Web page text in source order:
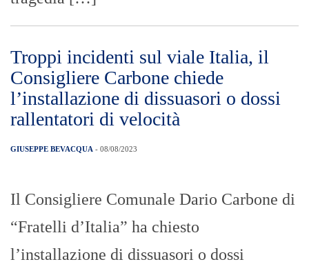
“Fratelli d’Italia” ha chiesto
rallentatori di velocità sul viale Italia a
seguito dei gravi incidenti verificatisi a
causa dell’alta velocità negli scorsi giorni.
“Il viale Italia si ormai è trasformato in
conseguenze sono state le autovetture di
[…]